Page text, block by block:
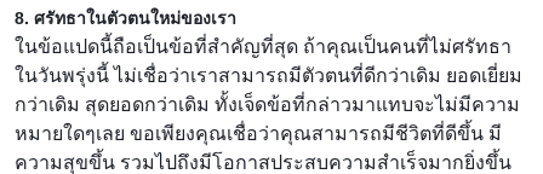
8. ศรัทธาในตัวตนใหม่ของเรา
ในข้อแปดนี้ถือเป็นข้อที่สำคัญที่สุด ถ้าคุณเป็นคนที่ไม่ศรัทธา
ในวันพรุ่งนี้ ไม่เชื่อว่าเราสามารถมีตัวตนที่ดีกว่าเดิม ยอดเยี่ยม
กว่าเดิม สุดยอดกว่าเดิม ทั้งเจ็ดข้อที่กล่าวมาแทบจะไม่มีความ
หมายใดๆเลย ขอเพียงคุณเชื่อว่าคุณสามารถมีชีวิตที่ดีขึ้น มี
ความสุขขึ้น รวมไปถึงมีโอกาสประสบความสำเร็จมากยิ่งขึ้น